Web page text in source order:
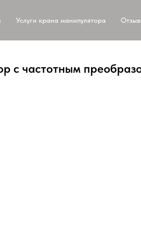
Услуги крана манипулятора
с частотным